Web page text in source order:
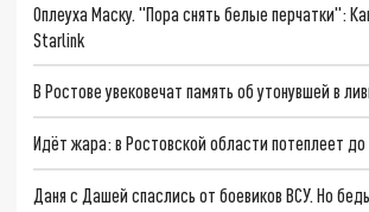
Оплеуха Маску. "Пора снять белые перчатки":
Starlink
В Ростове увековечат память об утонувшей в
Идёт жара: в Ростовской области потеплеет до
Даня с Дашей спаслись от боевиков ВСУ. Но